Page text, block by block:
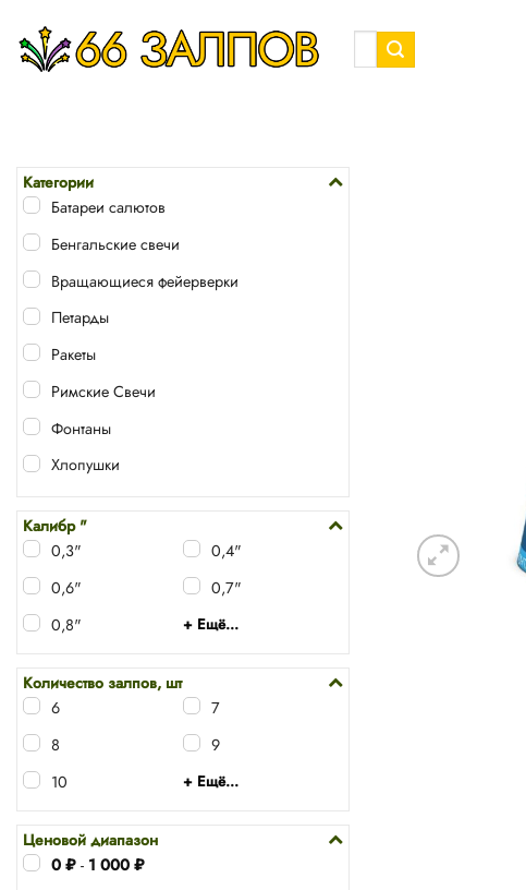
content
Искать:
Категории
Батареи салютов
Бенгальские свечи
Вращающиеся фейерверки
Петарды
Ракеты
Римские Свечи
Фонтаны
Хлопушки
Калибр "
0,3"
0,4"
0,6"
0,7"
0,8"
+ Ещё...
Количество залпов, шт
6
7
8
9
10
+ Ещё...
Ценовой диапазон
0 ₽ - 1 000 ₽